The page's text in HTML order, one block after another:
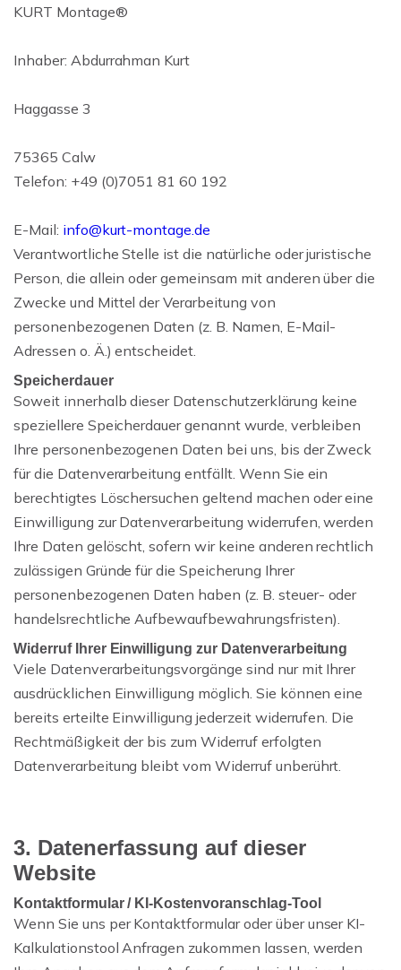
KURT Montage®
Inhaber: Abdurrahman Kurt
Haggasse 3
75365 Calw
Telefon: +49 (0)7051 81 60 192
E-Mail: info@kurt-montage.de
Verantwortliche Stelle ist die natürliche oder juristische
Person, die allein oder gemeinsam mit anderen über die
Zwecke und Mittel der Verarbeitung von
personenbezogenen Daten (z. B. Namen, E-Mail-
Adressen o. Ä.) entscheidet.
Speicherdauer
Soweit innerhalb dieser Datenschutzerklärung keine
speziellere Speicherdauer genannt wurde, verbleiben
Ihre personenbezogenen Daten bei uns, bis der Zweck
für die Datenverarbeitung entfällt. Wenn Sie ein
berechtigtes Löschersuchen geltend machen oder eine
Einwilligung zur Datenverarbeitung widerrufen, werden
Ihre Daten gelöscht, sofern wir keine anderen rechtlich
zulässigen Gründe für die Speicherung Ihrer
personenbezogenen Daten haben (z. B. steuer- oder
handelsrechtliche Aufbewaufbewahrungsfristen).
Widerruf Ihrer Einwilligung zur Datenverarbeitung
Viele Datenverarbeitungsvorgänge sind nur mit Ihrer
ausdrücklichen Einwilligung möglich. Sie können eine
bereits erteilte Einwilligung jederzeit widerrufen. Die
Rechtmäßigkeit der bis zum Widerruf erfolgten
Datenverarbeitung bleibt vom Widerruf unberührt.
3. Datenerfassung auf dieser
Website
Kontaktformular / KI-Kostenvoranschlag-Tool
Wenn Sie uns per Kontaktformular oder über unser KI-
Kalkulationstool Anfragen zukommen lassen, werden